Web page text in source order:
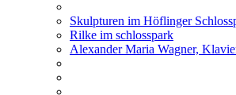
Skulpturen im Höflinger
Rilke im schlosspark
Alexander Maria Wagner,